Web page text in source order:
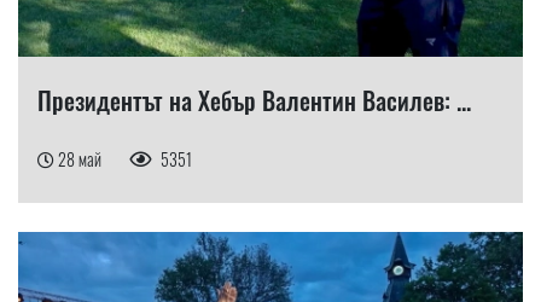
Президентът на Хебър Валентин Василев: ...
28 май 5351